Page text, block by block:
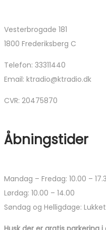
Vesterbrogade 181
1800 Frederiksberg C
Telefon: 33311440
Email: ktradio@ktradio.dk
CVR: 20475870
Åbningstider
Mandag – Fredag: 10.00 –
Lørdag: 10.00 – 14.00
Søndag og Helligdage: Lukket